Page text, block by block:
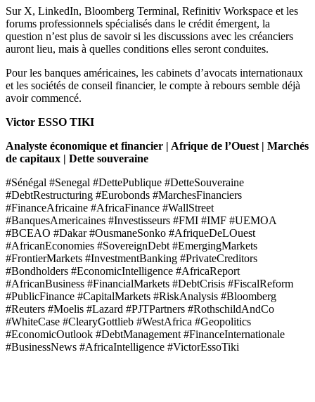
Sur X, LinkedIn, Bloomberg Terminal, Refinitiv Workspace et les
forums professionnels spécialisés dans le crédit émergent, la
question n’est plus de savoir si les discussions avec les créanciers
auront lieu, mais à quelles conditions elles seront conduites.
Pour les banques américaines, les cabinets d’avocats internationaux
et les sociétés de conseil financier, le compte à rebours semble déjà
avoir commencé.
Victor ESSO TIKI
Analyste économique et financier | Afrique de l’Ouest | Marchés
de capitaux | Dette souveraine
#Sénégal #Senegal #DettePublique #DetteSouveraine
#DebtRestructuring #Eurobonds #MarchesFinanciers
#FinanceAfricaine #AfricaFinance #WallStreet
#BanquesAmericaines #Investisseurs #FMI #IMF #UEMOA
#BCEAO #Dakar #OusmaneSonko #AfriqueDeLOuest
#AfricanEconomies #SovereignDebt #EmergingMarkets
#FrontierMarkets #InvestmentBanking #PrivateCreditors
#Bondholders #EconomicIntelligence #AfricaReport
#AfricanBusiness #FinancialMarkets #DebtCrisis #FiscalReform
#PublicFinance #CapitalMarkets #RiskAnalysis #Bloomberg
#Reuters #Moelis #Lazard #PJTPartners #RothschildAndCo
#WhiteCase #ClearyGottlieb #WestAfrica #Geopolitics
#EconomicOutlook #DebtManagement #FinanceInternationale
#BusinessNews #AfricaIntelligence #VictorEssoTiki